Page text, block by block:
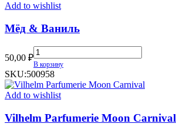
Add to wishlist
Мёд & Ваниль
50,00 ₽
Мёд
&
Ваниль
quantity
В корзину
SKU:500958
Add to wishlist
Vilhelm Parfumerie Moon Carnival